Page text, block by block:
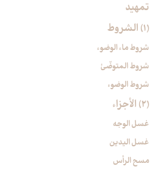
تمهيد
(1) الشروط
شروط ماء الوضوء
شروط المتوضّئ
شروط الوضوء
(2) الأجزاء
غسل الوجه
غسل اليدين
مسح الرأس